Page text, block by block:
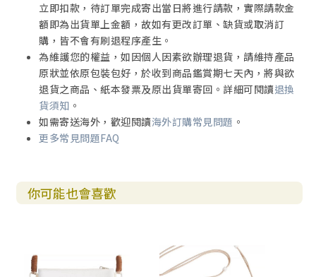
立即扣款，待訂單完成寄出當日將進行請款，實際請款金
額即為出貨單上金額，故如有更改訂單、缺貨或取消訂
購，皆不會有刷退程序產生。
為維護您的權益，如因個人因素欲辦理退貨，請維持產品
原狀並依原包裝包好，於收到商品鑑賞期七天內，將與欲
退貨之商品、紙本發票及原出貨單寄回。詳細可閱讀退換
貨須知 。
如需寄送海外，歡迎閱讀海外訂購常見問題 。
更多常見問題FAQ
你可能也會喜歡